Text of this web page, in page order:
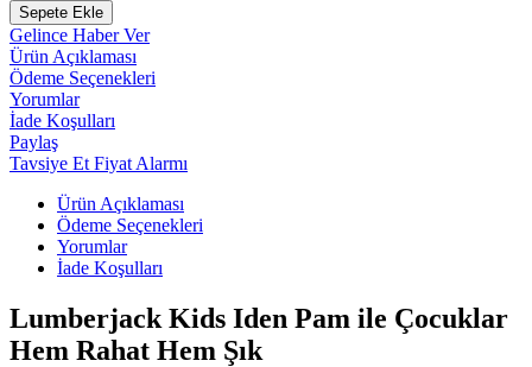
Sepete Ekle
Gelince Haber Ver
Ürün Açıklaması
Ödeme Seçenekleri
Yorumlar
İade Koşulları
Paylaş
Tavsiye Et Fiyat Alarmı
Ürün Açıklaması
Ödeme Seçenekleri
Yorumlar
İade Koşulları
Lumberjack Kids Iden Pam ile Çocuklar
Hem Rahat Hem Şık